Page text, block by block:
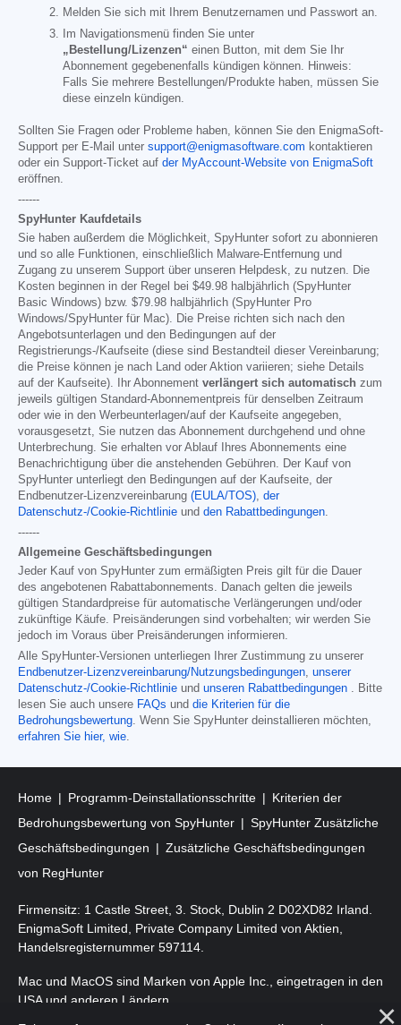
Melden Sie sich mit Ihrem Benutzernamen und Passwort an.
Im Navigationsmenü finden Sie unter
„Bestellung/Lizenzen“ einen Button, mit dem Sie Ihr
Abonnement gegebenenfalls kündigen können. Hinweis:
Falls Sie mehrere Bestellungen/Produkte haben, müssen Sie
diese einzeln kündigen.
Sollten Sie Fragen oder Probleme haben, können Sie den EnigmaSoft-
Support per E-Mail unter support@enigmasoftware.com kontaktieren
oder ein Support-Ticket auf der MyAccount-Website von EnigmaSoft
eröffnen.
------
SpyHunter Kaufdetails
Sie haben außerdem die Möglichkeit, SpyHunter sofort zu abonnieren
und so alle Funktionen, einschließlich Malware-Entfernung und
Zugang zu unserem Support über unseren Helpdesk, zu nutzen. Die
Kosten beginnen in der Regel bei $49.98 halbjährlich (SpyHunter
Basic Windows) bzw. $79.98 halbjährlich (SpyHunter Pro
Windows/SpyHunter für Mac). Die Preise richten sich nach den
Angebotsunterlagen und den Bedingungen auf der
Registrierungs-/Kaufseite (diese sind Bestandteil dieser Vereinbarung;
die Preise können je nach Land oder Aktion variieren; siehe Details
auf der Kaufseite). Ihr Abonnement verlängert sich automatisch zum
jeweils gültigen Standard-Abonnementpreis für denselben Zeitraum
oder wie in den Werbeunterlagen/auf der Kaufseite angegeben,
vorausgesetzt, Sie nutzen das Abonnement durchgehend und ohne
Unterbrechung. Sie erhalten vor Ablauf Ihres Abonnements eine
Benachrichtigung über die anstehenden Gebühren. Der Kauf von
SpyHunter unterliegt den Bedingungen auf der Kaufseite, der
Endbenutzer-Lizenzvereinbarung (EULA/TOS), der
Datenschutz-/Cookie-Richtlinie und den Rabattbedingungen.
------
Allgemeine Geschäftsbedingungen
Jeder Kauf von SpyHunter zum ermäßigten Preis gilt für die Dauer
des angebotenen Rabattabonnements. Danach gelten die jeweils
gültigen Standardpreise für automatische Verlängerungen und/oder
zukünftige Käufe. Preisänderungen sind vorbehalten; wir werden Sie
jedoch im Voraus über Preisänderungen informieren.
Alle SpyHunter-Versionen unterliegen Ihrer Zustimmung zu unserer
Endbenutzer-Lizenzvereinbarung/Nutzungsbedingungen, unserer
Datenschutz-/Cookie-Richtlinie und unseren Rabattbedingungen . Bitte
lesen Sie auch unsere FAQs und die Kriterien für die
Bedrohungsbewertung. Wenn Sie SpyHunter deinstallieren möchten,
erfahren Sie hier, wie.
Home Programm-Deinstallationsschritte
Kriterien der
Bedrohungsbewertung von SpyHunter
SpyHunter Zusätzliche
Geschäftsbedingungen
Zusätzliche Geschäftsbedingungen
von RegHunter
Firmensitz: 1 Castle Street, 3. Stock, Dublin 2 D02XD82 Irland.
EnigmaSoft Limited, Private Company Limited von Aktien,
Handelsregisternummer 597114.
Mac und MacOS sind Marken von Apple Inc., eingetragen in den
USA und anderen Ländern.